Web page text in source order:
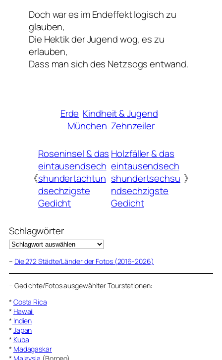
Doch war es im Endeffekt logisch zu
glauben,
Die Hektik der Jugend wog, es zu
erlauben,
Dass man sich des Netzsogs entwand.
Erde Kindheit & Jugend
München Zehnzeiler
《
Roseninsel & das
eintausendsech
shundertachtun
dsechzigste
Gedicht
Holzfäller & das
eintausendsech
shundertsechsu
ndsechzigste
Gedicht
》
Schlagwörter
– Die 272 Städte/Länder der Fotos (2016-2026)
– Gedichte/Fotos ausgewählter Tourstationen:
* Costa Rica
* Hawaii
* Indien
* Japan
* Kuba
* Madagaskar